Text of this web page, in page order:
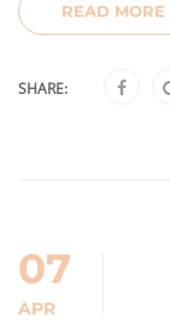
READ MORE
SHARE:
07
APR